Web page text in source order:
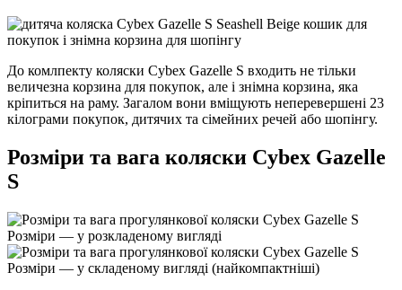
До комлпекту коляски Cybex Gazelle S входить не тільки
величезна корзина для покупок, але і знімна корзина, яка
кріпиться на раму. Загалом вони вміщують неперевершені 23
кілограми покупок, дитячих та сімейних речей або шопінгу.
Розміри та вага коляски Cybex Gazelle
S
Розміри — у розкладеному вигляді
Розміри — у складеному вигляді (найкомпактніші)